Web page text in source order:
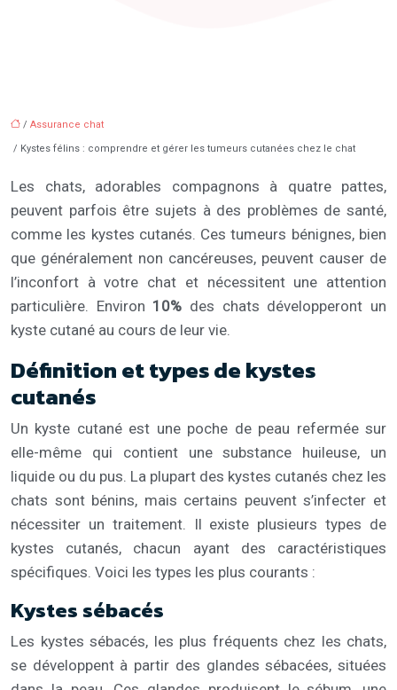
/ Assurance chat
/ Kystes félins : comprendre et gérer les tumeurs cutanées chez le chat
Les chats, adorables compagnons à quatre pattes,
peuvent parfois être sujets à des problèmes de santé,
comme les kystes cutanés. Ces tumeurs bénignes, bien
que généralement non cancéreuses, peuvent causer de
l’inconfort à votre chat et nécessitent une attention
particulière. Environ 10% des chats développeront un
kyste cutané au cours de leur vie.
Définition et types de kystes
cutanés
Un kyste cutané est une poche de peau refermée sur
elle-même qui contient une substance huileuse, un
liquide ou du pus. La plupart des kystes cutanés chez les
chats sont bénins, mais certains peuvent s’infecter et
nécessiter un traitement. Il existe plusieurs types de
kystes cutanés, chacun ayant des caractéristiques
spécifiques. Voici les types les plus courants :
Kystes sébacés
Les kystes sébacés, les plus fréquents chez les chats,
se développent à partir des glandes sébacées, situées